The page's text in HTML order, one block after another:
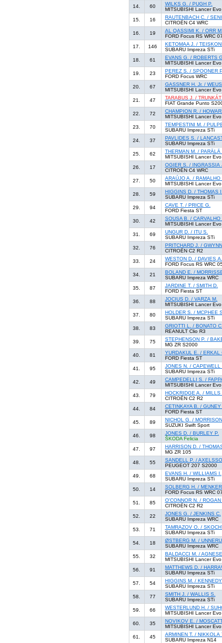
14.
60
WILKS G. / PUGH P.
MITSUBISHI Lancer
15.
16
RAUTENBACH C. /
CITROËN C4 WRC
16.
19
AL QASSIMI K. / ORR
FORD Focus RS WRC
17.
146
KETOMAA J. /
SUBARU Impreza STi
18.
61
EVANS G. / ROBERTS
MITSUBISHI Lancer
19.
23
PEREZ S. / SPOONER
FORD Focus WRC
20.
67
GASSNER H. Jr. /
MITSUBISHI Lancer
21.
47
TARABUS J. /
FIAT Grande Punto
22.
72
CHAMPION R. /
MITSUBISHI Lancer
23.
70
TEMPESTINI M. /
SUBARU Impreza STi
24.
37
PAVLIDES S. /
SUBARU Impreza STi
25.
62
THERMAN M. / PARÄLÄ
MITSUBISHI Lancer
26.
17
OGIER S. / INGRASSIA
CITROËN C4 WRC
27.
50
ARAÚJO A. / RAMALHO
MITSUBISHI Lancer
28.
59
HIGGINS D. / THOMAS
SUBARU Impreza STi
29.
94
CAVE T. / PRICE G.
FORD Fiesta ST
30.
42
SOUSA B. / CARVALHO
MITSUBISHI Lancer
31.
69
UNGUR D. / ITU S.
SUBARU Impreza STi
32.
76
PRITCHARD J. /
CITROËN C2 R2
33.
24
WESTON D. / DAVIES A.
FORD Focus RS WRC
34.
21
BOLAND E. /
SUBARU Impreza WRC
35.
87
JARDINE T. / SMITH D.
FORD Fiesta ST
36.
88
JOCIUS D. / VARZA M.
MITSUBISHI Lancer
37.
80
HOLDER S. / MCPHEE
SUBARU Impreza STi
38.
83
GRIOTTI L. / BONATO
REANULT Clio R3
39.
75
STEPHENSON P. /
MG ZR S2000
40.
81
YURDAKUL E. / ERKAL
FORD Fiesta ST
41.
95
JONES N. / CAPEWELL
SUBARU Impreza STi
42.
49
CAMPEDELLI S. /
MITSUBISHI Lancer
43.
79
HOCKRIDGE A. / MILLS
CITROËN C2 R2
44.
84
CETINKAYA B. / GUNEY
FORD Fiesta ST
45.
89
NICHOL G. /
SUZUKI Swift Sport
46.
98
JONES D. / BURLEY P.
ŠKODA Felicia
47.
97
HARRISON D. /
MG ZR 105
48.
55
SANDELL P. /
PEUGEOT 207 S2000
49.
68
EVANS H. / WILLIAMS I.
SUBARU Impreza STi
50.
14
SOLBERG H. /
FORD Focus RS WRC
51.
85
O'CONNOR N. / ROGAN
CITROËN C2 R2
52.
22
JONES G. / JENKINS C.
SUBARU Impreza WRC
53.
71
TAMRAZOV O. /
SUBARU Impreza STi
54.
18
ØSTBERG M. /
SUBARU Impreza WRC
55.
32
BALDACCI M. /
MITSUBISHI Lancer
56.
91
MATTHEWS D. /
SUBARU Impreza STi
57.
54
HIGGINS M. /
SUBARU Impreza STi
58.
77
SMITH J. / WALLIS S.
SUBARU Impreza STi
59.
66
WESTERLUND H. /
MITSUBISHI Lancer
60.
35
NOVIKOV E. /
MITSUBISHI Lancer
61.
45
ARMINEN T. / NIKKOLA
SUBARU Impreza N14